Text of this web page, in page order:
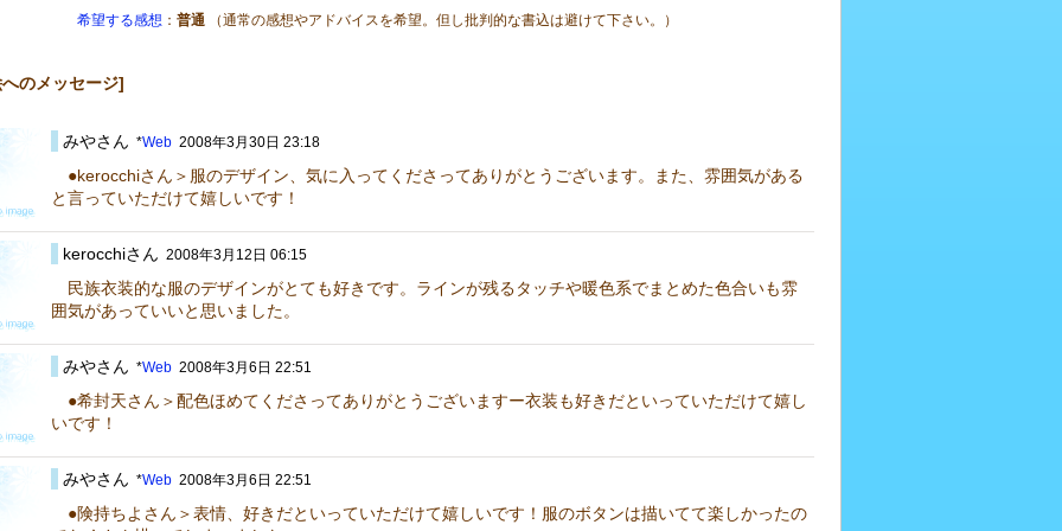
希望する感想 ： 普通 （通常の感想やアドバイスを希望。但し批判的な書込は避けて下さい。）
のメッセージ]
みやさん *Web 2008年3月30日 23:18
●kerocchiさん＞服のデザイン、気に入ってくださってありがとうございます。また、雰囲気がある
と言っていただけて嬉しいです！
kerocchiさん 2008年3月12日 06:15
民族衣装的な服のデザインがとても好きです。ラインが残るタッチや暖色系でまとめた色合いも雰
囲気があっていいと思いました。
みやさん *Web 2008年3月6日 22:51
●希封天さん＞配色ほめてくださってありがとうございますー衣装も好きだといっていただけて嬉し
いです！
みやさん *Web 2008年3月6日 22:51
●険持ちよさん＞表情、好きだといっていただけて嬉しいです！服のボタンは描いてて楽しかったの